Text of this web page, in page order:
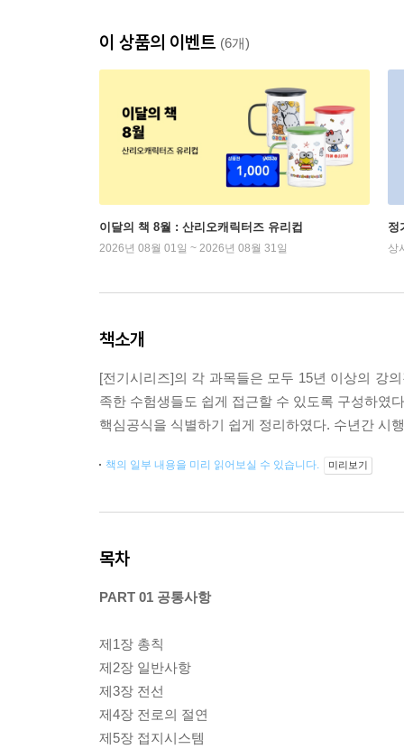
이 상품의 이벤트 (6개)
이달의 책 8월 : 산리오캐릭터즈 유리컵
2026년 08월 01일 ~ 2026년 08월 31일
정
상
책소개
[전기시리즈]의 각 과목들은 모두 15년 이상의 강
족한 수험생들도 쉽게 접근할 수 있도록 구성하였
핵심공식을 식별하기 쉽게 정리하였다. 수년간 시
책의 일부 내용을 미리 읽어보실 수 있습니다. 미리보기
목차
PART 01 공통사항
제1장 총칙
제2장 일반사항
제3장 전선
제4장 전로의 절연
제5장 접지시스템